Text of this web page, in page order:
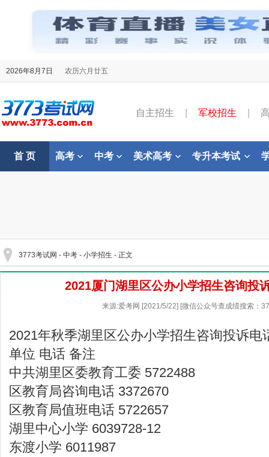
2026年8月7日 农历六月廿五
自主招生 军校招生
首 页 高考 中考 美术高考 专升本考试
3773考试网 - 中考 - 小学招生 - 正文
2021厦门湖里区公办小学招生咨询投
来源:爱考网 [2021/5/22] [微信公众号查成绩搜索：
2021年秋季湖里区公办小学招生咨询投诉电
单位 电话 备注
中共湖里区委教育工委 5722488
区教育局咨询电话 3372670
区教育局值班电话 5722657
湖里中心小学 6039728-12
东渡小学 6011987